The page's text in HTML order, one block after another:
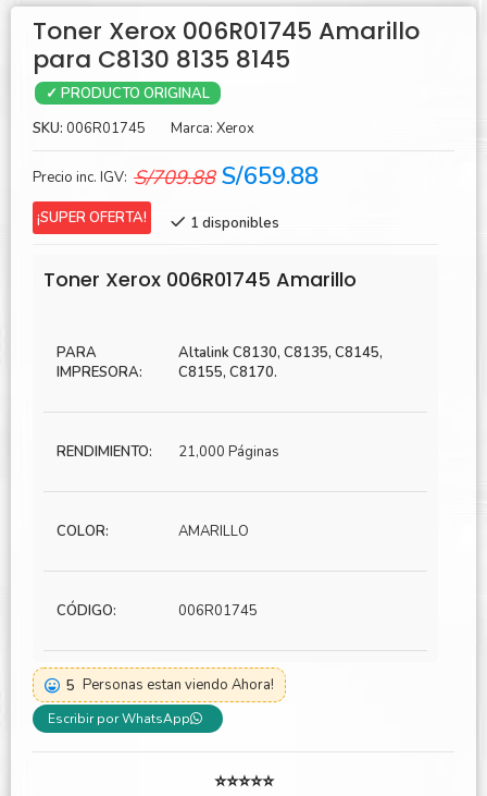
Toner Xerox 006R01745 Amarillo
para C8130 8135 8145
✓ PRODUCTO ORIGINAL
SKU: 006R01745 Marca: Xerox
Precio inc. IGV: S/709.88 El
original
S/709.88.
S/659.88El
S/659.88.
¡SUPER OFERTA! 1 disponibles
Toner Xerox 006R01745 Amarillo
PARA
IMPRESORA:
Altalink C8130, C8135, C8145,
C8155, C8170.
RENDIMIENTO: 21,000 Páginas
COLOR: AMARILLO
CÓDIGO: 006R01745
5 Personas estan viendo Ahora!
Escribir por WhatsApp
⭐⭐⭐⭐⭐